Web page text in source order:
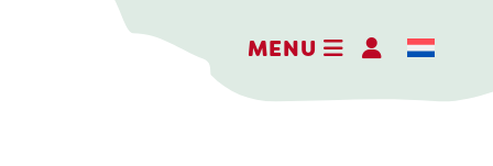
MENU